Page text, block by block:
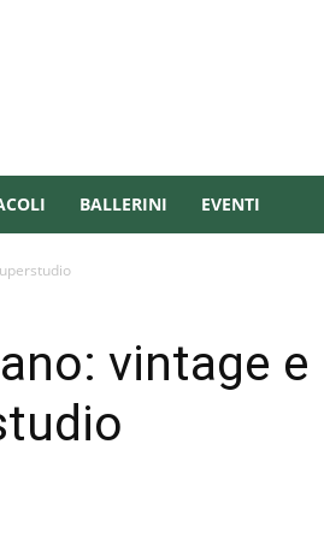
BALLERINI EVENTI
vintage e